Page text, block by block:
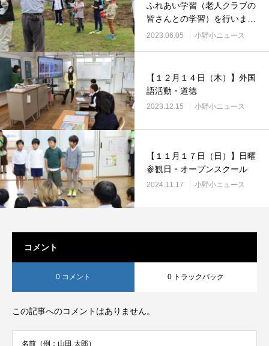
ふれあい学習（老人クラブの
皆さんとの学習）を行いまし
た。
2023.06.05 小野小ニュース
【１２月１４日（木）】外国
語活動・道徳
2023.12.15 小野小ニュース
【１１月１７日（日）】日曜
参観日・オープンスクール
2024.11.17 小野小ニュース
コメント
0 コメント 0 トラックバック
この記事へのコメントはありません。
名前（例：山田 太郎）